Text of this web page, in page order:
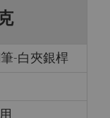
筆-白夾銀桿